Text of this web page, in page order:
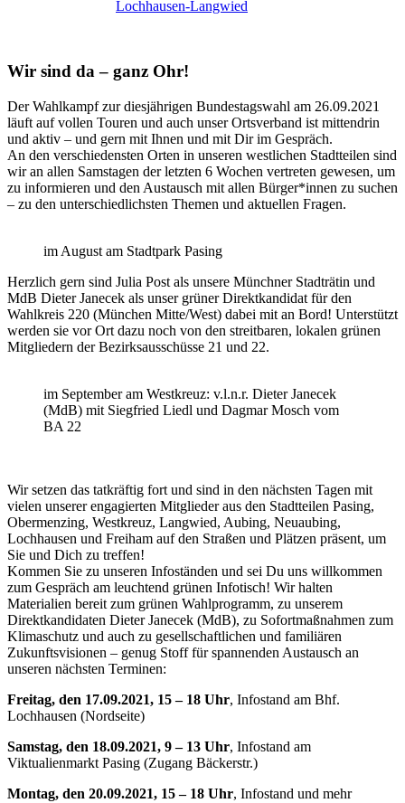
Lochhausen-Langwied
Wir sind da – ganz Ohr!
Der Wahlkampf zur diesjährigen Bundestagswahl am 26.09.2021
läuft auf vollen Touren und auch unser Ortsverband ist mittendrin
und aktiv – und gern mit Ihnen und mit Dir im Gespräch.
An den verschiedensten Orten in unseren westlichen Stadtteilen sind
wir an allen Samstagen der letzten 6 Wochen vertreten gewesen, um
zu informieren und den Austausch mit allen Bürger*innen zu suchen
– zu den unterschiedlichsten Themen und aktuellen Fragen.
im August am Stadtpark Pasing
Herzlich gern sind Julia Post als unsere Münchner Stadträtin und
MdB Dieter Janecek als unser grüner Direktkandidat für den
Wahlkreis 220 (München Mitte/West) dabei mit an Bord! Unterstützt
werden sie vor Ort dazu noch von den streitbaren, lokalen grünen
Mitgliedern der Bezirksausschüsse 21 und 22.
im September am Westkreuz: v.l.n.r. Dieter Janecek
(MdB) mit Siegfried Liedl und Dagmar Mosch vom
BA 22
Wir setzen das tatkräftig fort und sind in den nächsten Tagen mit
vielen unserer engagierten Mitglieder aus den Stadtteilen Pasing,
Obermenzing, Westkreuz, Langwied, Aubing, Neuaubing,
Lochhausen und Freiham auf den Straßen und Plätzen präsent, um
Sie und Dich zu treffen!
Kommen Sie zu unseren Infoständen und sei Du uns willkommen
zum Gespräch am leuchtend grünen Infotisch! Wir halten
Materialien bereit zum grünen Wahlprogramm, zu unserem
Direktkandidaten Dieter Janecek (MdB), zu Sofortmaßnahmen zum
Klimaschutz und auch zu gesellschaftlichen und familiären
Zukunftsvisionen – genug Stoff für spannenden Austausch an
unseren nächsten Terminen:
Freitag, den 17.09.2021, 15 – 18 Uhr, Infostand am Bhf.
Lochhausen (Nordseite)
Samstag, den 18.09.2021, 9 – 13 Uhr, Infostand am
Viktualienmarkt Pasing (Zugang Bäckerstr.)
Montag, den 20.09.2021, 15 – 18 Uhr, Infostand und mehr